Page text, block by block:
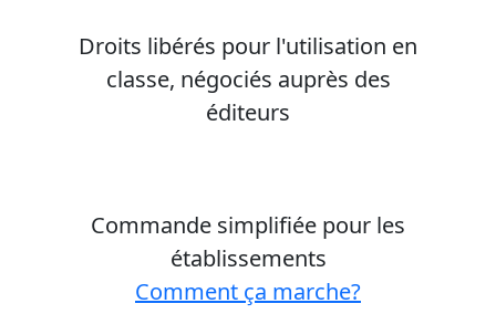
Droits libérés pour l'utilisation en
classe, négociés auprès des
éditeurs
Commande simplifiée pour les
établissements
Comment ça marche?